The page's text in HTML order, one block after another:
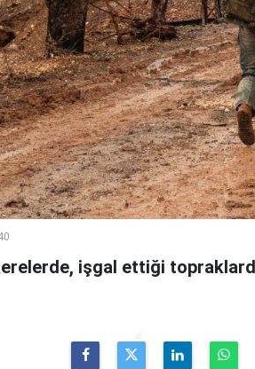
işgal ettiği